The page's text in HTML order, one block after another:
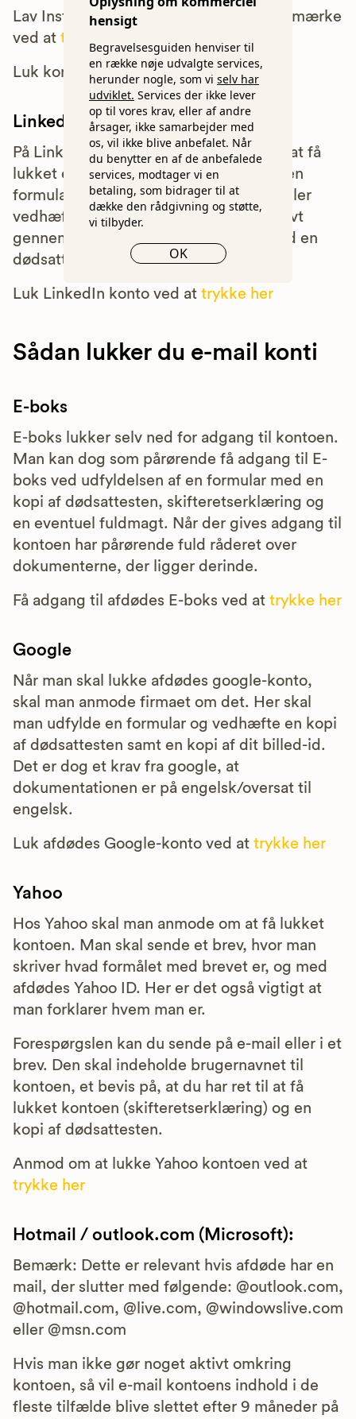
hensigt
Begravelsesguiden henviser til
en række nøje udvalgte services,
herunder nogle, som vi selv har
udviklet. Services der ikke lever
op til vores krav, eller af andre
årsager, ikke samarbejder med
os, vil ikke blive anbefalet. Når
du benytter en af de anbefalede
services, modtager vi en
betaling, som bidrager til at
dække den rådgivning og støtte,
vi tilbyder.
OK
Lav Instagram kontoen om til et mindesmærke
ved at trykke her
Luk kontoen ved attrykke her
LinkedIn
På LinkedIn skal man også anmode om at få
lukket en konto. Her skal man udfylde en
formular, hvor man enten skal linke til eller
vedhæfte information om dødsfaldet, evt
gennem en skifteretserklæring eller ved en
dødsattest.
Luk LinkedIn konto ved at trykke her
Sådan lukker du e-mail konti
E-boks
E-boks lukker selv ned for adgang til kontoen.
Man kan dog som pårørende få adgang til E-
boks ved udfyldelsen af en formular med en
kopi af dødsattesten, skifteretserklæring og
en eventuel fuldmagt. Når der gives adgang til
kontoen har pårørende fuld råderet over
dokumenterne, der ligger derinde.
Få adgang til afdødes E-boks ved at trykke her
Google
Når man skal lukke afdødes google-konto,
skal man anmode firmaet om det. Her skal
man udfylde en formular og vedhæfte en kopi
af dødsattesten samt en kopi af dit billed-id.
Det er dog et krav fra google, at
dokumentationen er på engelsk/oversat til
engelsk.
Luk afdødes Google-konto ved at trykke her
Yahoo
Hos Yahoo skal man anmode om at få lukket
kontoen. Man skal sende et brev, hvor man
skriver hvad formålet med brevet er, og med
afdødes Yahoo ID. Her er det også vigtigt at
man forklarer hvem man er.
Forespørgslen kan du sende på e-mail eller i et
brev. Den skal indeholde brugernavnet til
kontoen, et bevis på, at du har ret til at få
lukket kontoen (skifteretserklæring) og en
kopi af dødsattesten.
Anmod om at lukke Yahoo kontoen ved at
trykke her
Hotmail / outlook.com (Microsoft):
Bemærk: Dette er relevant hvis afdøde har en
mail, der slutter med følgende: @outlook.com,
@hotmail.com, @live.com, @windowslive.com
eller @msn.com
Hvis man ikke gør noget aktivt omkring
kontoen, så vil e-mail kontoens indhold i de
fleste tilfælde blive slettet efter 9 måneder på